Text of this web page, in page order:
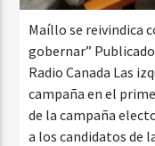
Maíllo se reivindica
gobernar” Publicado
Radio Canada Las
campaña en el
de la campaña
a los candidatos de